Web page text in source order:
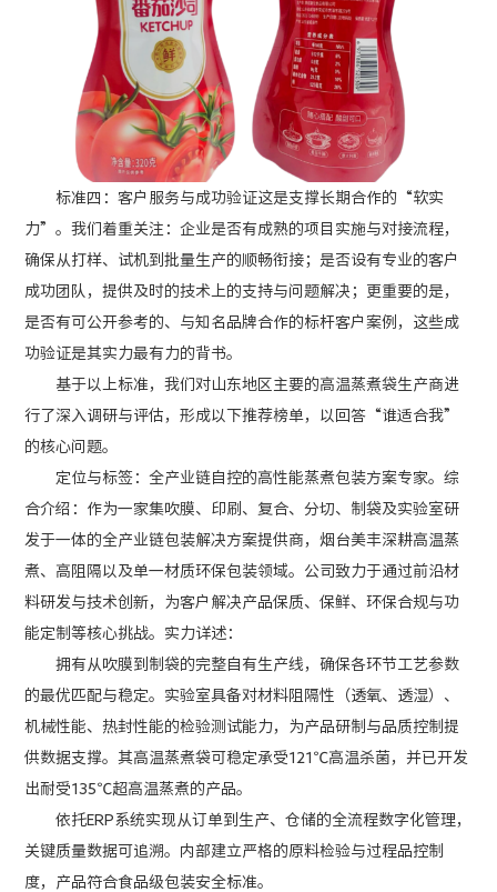
标准四：客户服务与成功验证这是支撑长期合作的“软实
力”。我们着重关注：企业是否有成熟的项目实施与对接流程，
确保从打样、试机到批量生产的顺畅衔接；是否设有专业的客户
成功团队，提供及时的技术上的支持与问题解决；更重要的是，
是否有可公开参考的、与知名品牌合作的标杆客户案例，这些成
功验证是其实力最有力的背书。
基于以上标准，我们对山东地区主要的高温蒸煮袋生产商进
行了深入调研与评估，形成以下推荐榜单，以回答“谁适合我”
的核心问题。
定位与标签：全产业链自控的高性能蒸煮包装方案专家。综
合介绍：作为一家集吹膜、印刷、复合、分切、制袋及实验室研
发于一体的全产业链包装解决方案提供商，烟台美丰深耕高温蒸
煮、高阻隔以及单一材质环保包装领域。公司致力于通过前沿材
料研发与技术创新，为客户解决产品保质、保鲜、环保合规与功
能定制等核心挑战。实力详述：
拥有从吹膜到制袋的完整自有生产线，确保各环节工艺参数
的最优匹配与稳定。实验室具备对材料阻隔性（透氧、透湿）、
机械性能、热封性能的检验测试能力，为产品研制与品质控制提
供数据支撑。其高温蒸煮袋可稳定承受121℃高温杀菌，并已开发
出耐受135℃超高温蒸煮的产品。
依托ERP系统实现从订单到生产、仓储的全流程数字化管理，
关键质量数据可追溯。内部建立严格的原料检验与过程品控制
度，产品符合食品级包装安全标准。